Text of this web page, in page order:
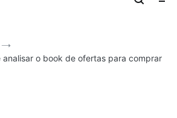
analisar o book de ofertas para comprar